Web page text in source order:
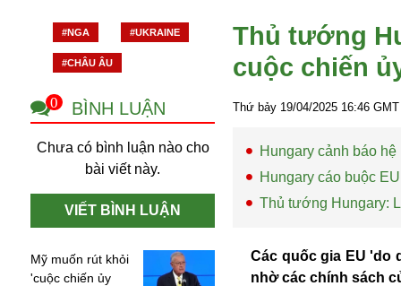
Cộng đồng
Thông
Cuộc sống quanh ta
Khám
Quảng cáo
#NGA #UKRAINE
#CHÂU ÂU
0 BÌNH LUẬN
Chưa có bình luận nào cho
bài viết này.
VIẾT BÌNH LUẬN
Mỹ muốn rút khỏi
'cuộc chiến ủy
Thủ tướng
cuộc chiến
Thứ bảy 19/04/2025 16:46
Hungary cảnh báo
Hungary cáo buộc
Thủ tướng Hungary:
Các quốc gia EU 'do
nhờ các chính sách